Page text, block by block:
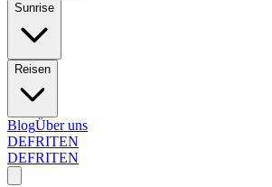
Sunrise
Reisen
BlogÜber uns
DEFRITEN
DEFRITEN